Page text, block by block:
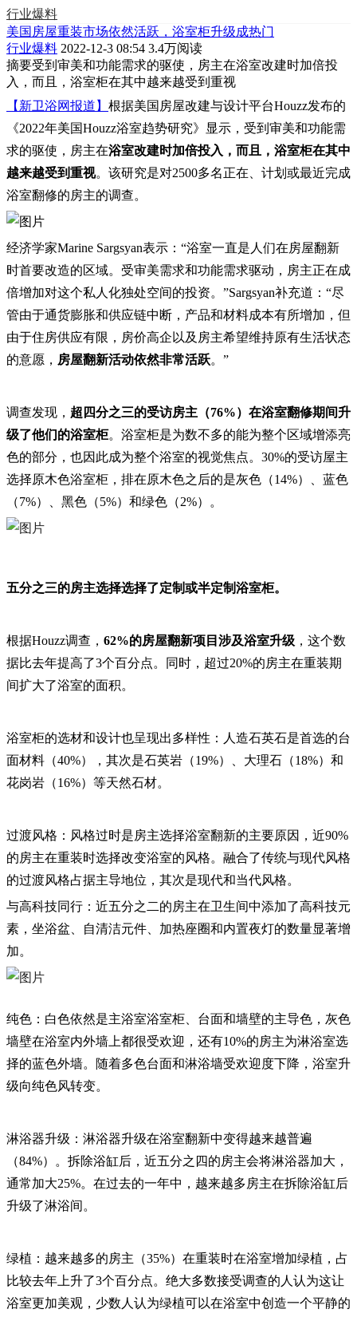
行业爆料
美国房屋重装市场依然活跃，浴室柜升级成热门
行业爆料 2022-12-3 08:54 3.4万阅读
摘要受到审美和功能需求的驱使，房主在浴室改建时加倍投
入，而且，浴室柜在其中越来越受到重视
【新卫浴网报道】 根据美国房屋改建与设计平台Houzz发布的
《2022年美国Houzz浴室趋势研究》显示，受到审美和功能需
求的驱使，房主在浴室改建时加倍投入，而且，浴室柜在其中
越来越受到重视。该研究是对2500多名正在、计划或最近完成
浴室翻修的房主的调查。
经济学家Marine Sargsyan表示：“浴室一直是人们在房屋翻新
时首要改造的区域。受审美需求和功能需求驱动，房主正在成
倍增加对这个私人化独处空间的投资。”Sargsyan补充道：“尽
管由于通货膨胀和供应链中断，产品和材料成本有所增加，但
由于住房供应有限，房价高企以及房主希望维持原有生活状态
的意愿， 房屋翻新活动依然非常活跃。”
调查发现， 超四分之三的受访房主（76%）在浴室翻修期间升
级了他们的浴室柜。浴室柜是为数不多的能为整个区域增添亮
色的部分，也因此成为整个浴室的视觉焦点。30%的受访屋主
选择原木色浴室柜，排在原木色之后的是灰色（14%）、蓝色
（7%）、黑色（5%）和绿色（2%）。
五分之三的房主选择选择了定制或半定制浴室柜。
根据Houzz调查， 62%的房屋翻新项目涉及浴室升级 ，这个数
据比去年提高了3个百分点。同时，超过20%的房主在重装期
间扩大了浴室的面积。
浴室柜的选材和设计也呈现出多样性：人造石英石是首选的台
面材料（40%），其次是石英岩（19%）、大理石（18%）和
花岗岩（16%）等天然石材。
过渡风格：风格过时是房主选择浴室翻新的主要原因，近90%
的房主在重装时选择改变浴室的风格。融合了传统与现代风格
的过渡风格占据主导地位，其次是现代和当代风格。
与高科技同行：近五分之二的房主在卫生间中添加了高科技元
素，坐浴盆、自清洁元件、加热座圈和内置夜灯的数量显著增
加。
纯色：白色依然是主浴室浴室柜、台面和墙壁的主导色，灰色
墙壁在浴室内外墙上都很受欢迎，还有10%的房主为淋浴室选
择的蓝色外墙。随着多色台面和淋浴墙受欢迎度下降，浴室升
级向纯色风转变。
淋浴器升级：淋浴器升级在浴室翻新中变得越来越普遍
（84%）。拆除浴缸后，近五分之四的房主会将淋浴器加大，
通常加大25%。在过去的一年中，越来越多房主在拆除浴缸后
升级了淋浴间。
绿植：越来越多的房主（35%）在重装时在浴室增加绿植，占
比较去年上升了3个百分点。绝大多数接受调查的人认为这让
浴室更加美观，少数人认为绿植可以在浴室中创造一个平静的